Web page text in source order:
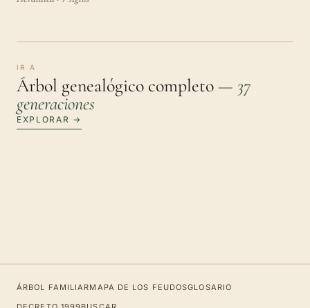
IR A
Árbol genealógico completo — 37
generaciones
EXPLORAR →
ÁRBOL FAMILIARMAPA DE LOS FEUDOSGLOSARIO